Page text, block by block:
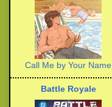
Call Me by Your Name
Battle Royale